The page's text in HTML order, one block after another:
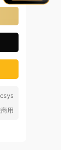
用